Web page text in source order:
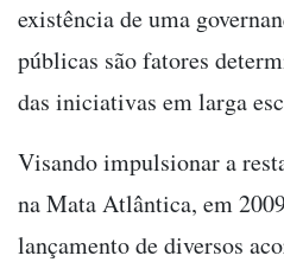
existência de uma
públicas são fatores
das iniciativas em larga
Visando impulsionar a
na Mata Atlântica, em
lançamento de diversos